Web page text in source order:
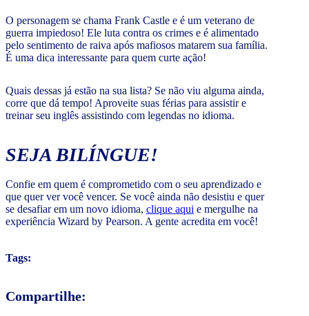
O personagem se chama Frank Castle e é um veterano de
guerra impiedoso! Ele luta contra os crimes e é alimentado
pelo sentimento de raiva após mafiosos matarem sua família.
É uma dica interessante para quem curte ação!
Quais dessas já estão na sua lista? Se não viu alguma ainda,
corre que dá tempo! Aproveite suas férias para assistir e
treinar seu inglês assistindo com legendas no idioma.
SEJA BILÍNGUE!
Confie em quem é comprometido com o seu aprendizado e
que quer ver você vencer. Se você ainda não desistiu e quer
se desafiar em um novo idioma, clique aqui e mergulhe na
experiência Wizard by Pearson. A gente acredita em você!
Tags:
Compartilhe: